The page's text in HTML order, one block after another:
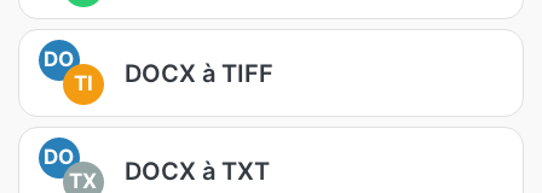
DO
TI
DOCX à TIFF
DO
TX
DOCX à TXT